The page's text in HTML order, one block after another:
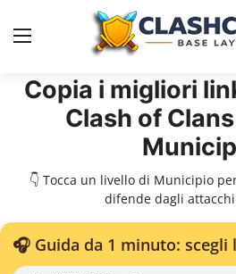
Disposizioni
Copia i migliori
Clash of
👇 Tocca un livello di Municipio
difende dagli
🎧 Guida da 1 minuto: scegli